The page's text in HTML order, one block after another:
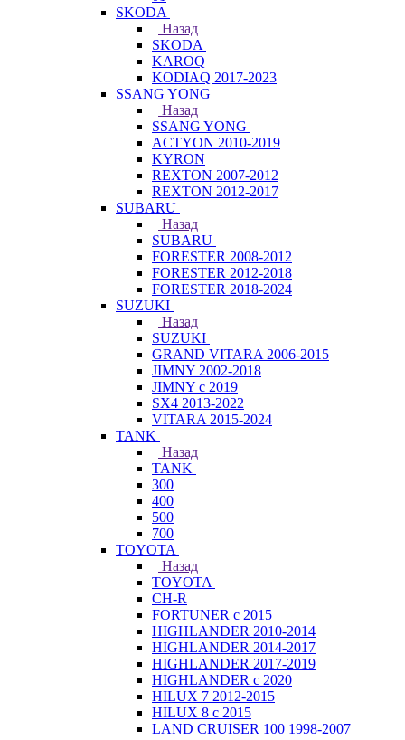
SKODA
Назад
SKODA
KAROQ
KODIAQ 2017-2023
SSANG YONG
Назад
SSANG YONG
ACTYON 2010-2019
KYRON
REXTON 2007-2012
REXTON 2012-2017
SUBARU
Назад
SUBARU
FORESTER 2008-2012
FORESTER 2012-2018
FORESTER 2018-2024
SUZUKI
Назад
SUZUKI
GRAND VITARA 2006-2015
JIMNY 2002-2018
JIMNY с 2019
SX4 2013-2022
VITARA 2015-2024
TANK
Назад
TANK
300
400
500
700
TOYOTA
Назад
TOYOTA
CH-R
FORTUNER с 2015
HIGHLANDER 2010-2014
HIGHLANDER 2014-2017
HIGHLANDER 2017-2019
HIGHLANDER с 2020
HILUX 7 2012-2015
HILUX 8 с 2015
LAND CRUISER 100 1998-2007